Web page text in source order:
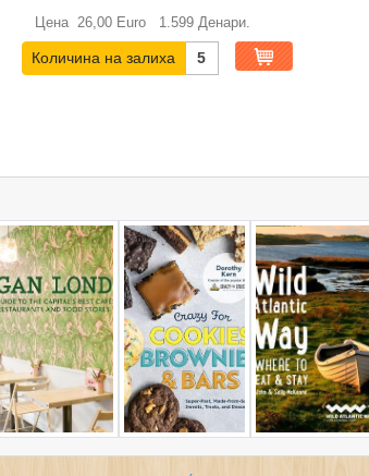
Цена 26,00 Euro 1.599 Денари.
Количина на залиха 5